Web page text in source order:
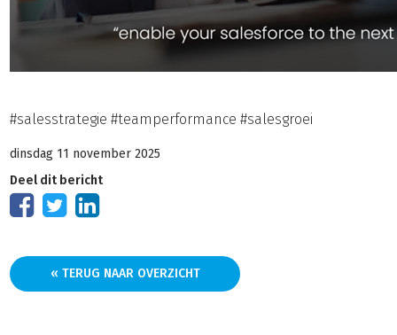
#salesstrategie #teamperformance #salesgroei
dinsdag 11 november 2025
Deel dit bericht
« TERUG NAAR OVERZICHT